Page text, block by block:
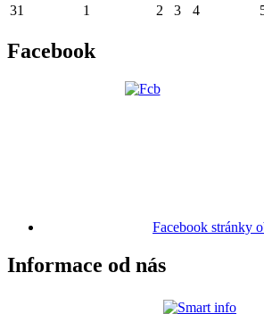
31 1 2 3 4
Facebook
Facebook stránky
Informace od nás